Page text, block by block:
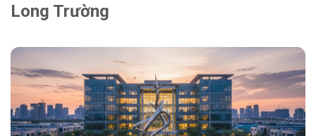
Long Trường